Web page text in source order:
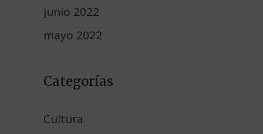
junio 2022
mayo 2022
Categorías
Cultura